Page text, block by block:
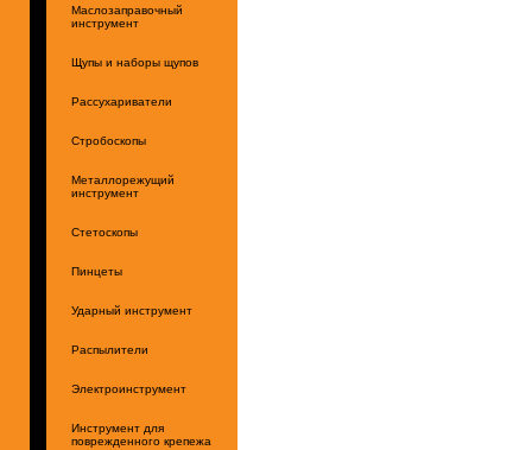
Маслозаправочный
инструмент
Щупы и наборы щупов
Рассухариватели
Стробоскопы
Металлорежущий
инструмент
Стетоскопы
Пинцеты
Ударный инструмент
Распылители
Электроинструмент
Инструмент для
поврежденного крепежа